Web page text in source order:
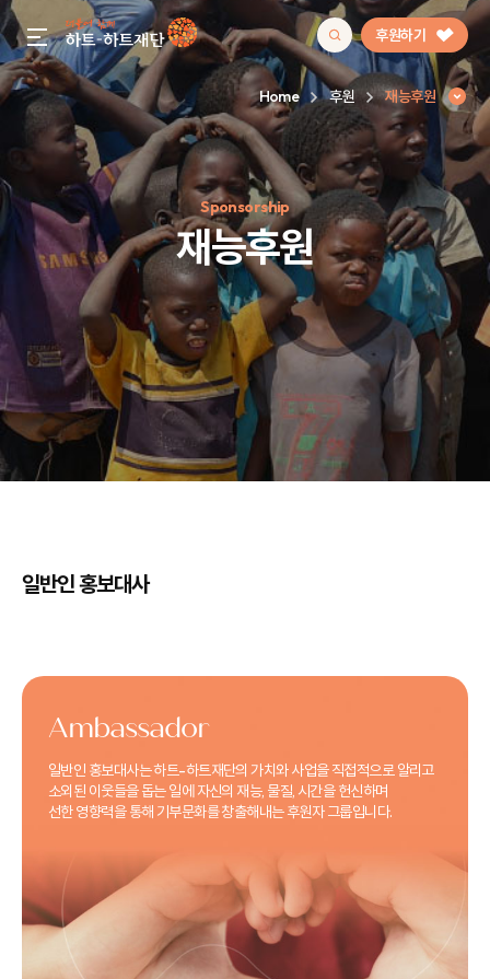
gnb menu open 후원하기
인기 키워드
#정기후원 #하트플레이스#캠페인#팬덤후원
Home 후원 재능후원
Sponsorship
재능후원
재능후원
일반인 홍보대사
Ambassador
일반인 홍보대사는 하트-하트재단의 가치와 사업을 직접적으로 알리고
소외된 이웃들을 돕는 일에 자신의 재능, 물질, 시간을 헌신하며
선한 영향력을 통해 기부문화를 창출해내는 후원자 그룹입니다.